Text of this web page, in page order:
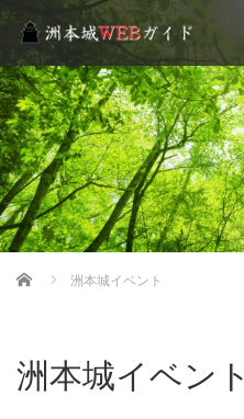
Home 洲本城イベント
洲本城イベント